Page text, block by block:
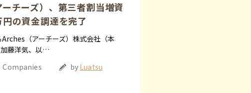
チーズ）、第三者割当増資
の資金調達を完了
（アーチーズ）株式会社（本
藤洋気、以…
Companies by Luatsu